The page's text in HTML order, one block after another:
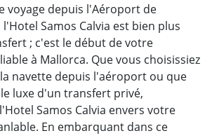
voyage depuis l'Aéroport de
Samos Calvia est bien plus
; c'est le début de votre
à Mallorca. Que vous choisissiez
navette depuis l'aéroport ou que
luxe d'un transfert privé,
Samos Calvia envers votre
En embarquant dans ce